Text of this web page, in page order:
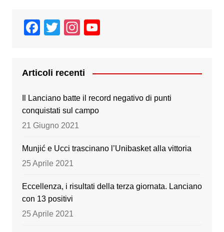
F
e
b
o
o
T
er
In
gr
a
m
T
Articoli recenti
Il Lanciano batte il record negativo di punti
conquistati sul campo
21 Giugno 2021
Munjić e Ucci trascinano l’Unibasket alla vittoria
25 Aprile 2021
Eccellenza, i risultati della terza giornata. Lanciano
con 13 positivi
25 Aprile 2021